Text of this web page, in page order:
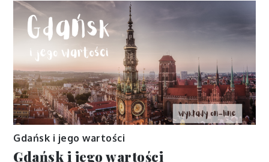
Gdańsk i jego wartości
Gdańsk i jego wartości